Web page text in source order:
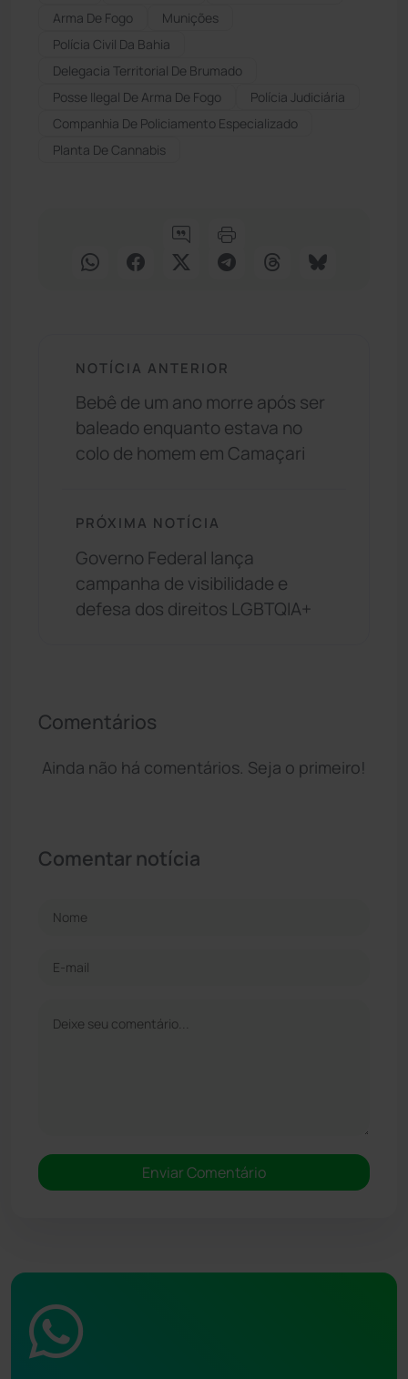
Arma De Fogo
Munições
Polícia Civil Da Bahia
Delegacia Territorial De Brumado
Posse Ilegal De Arma De Fogo
Polícia Judiciária
Companhia De Policiamento Especializado
Planta De Cannabis
NOTÍCIA ANTERIOR
Bebê de um ano morre após ser
baleado enquanto estava no
colo de homem em Camaçari
PRÓXIMA NOTÍCIA
Governo Federal lança
campanha de visibilidade e
defesa dos direitos LGBTQIA+
Comentários
Ainda não há comentários. Seja o primeiro!
Comentar notícia